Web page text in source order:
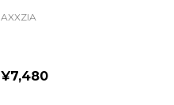
AXXZIA
¥7,480